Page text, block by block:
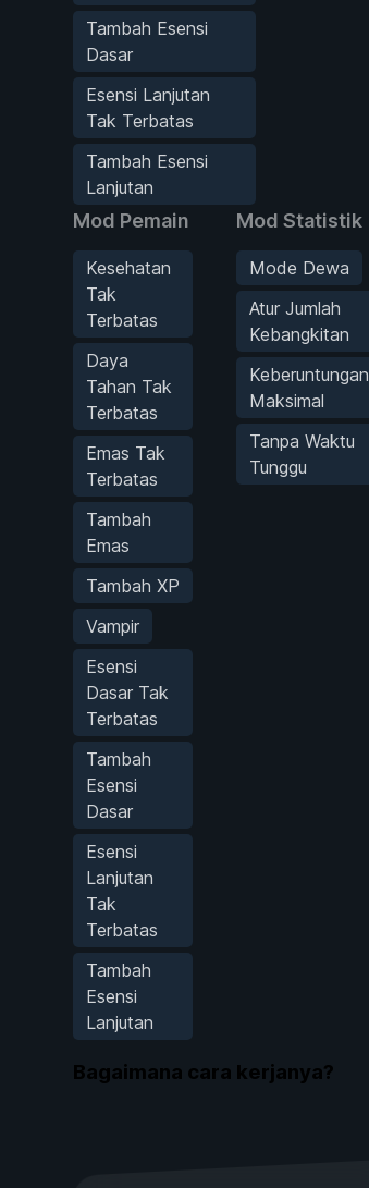
Tambah Esensi
Dasar
Esensi Lanjutan
Tak Terbatas
Tambah Esensi
Lanjutan
Mod Pemain
Kesehatan
Tak
Terbatas
Daya
Tahan Tak
Terbatas
Emas Tak
Terbatas
Tambah
Emas
Tambah XP
Vampir
Esensi
Dasar Tak
Terbatas
Tambah
Esensi
Dasar
Esensi
Lanjutan
Tak
Terbatas
Tambah
Esensi
Lanjutan
Mod Statistik
Mode Dewa
Atur Jumlah
Kebangkitan
Keberuntungan
Maksimal
Tanpa Waktu
Tunggu
Bagaimana cara kerjanya?